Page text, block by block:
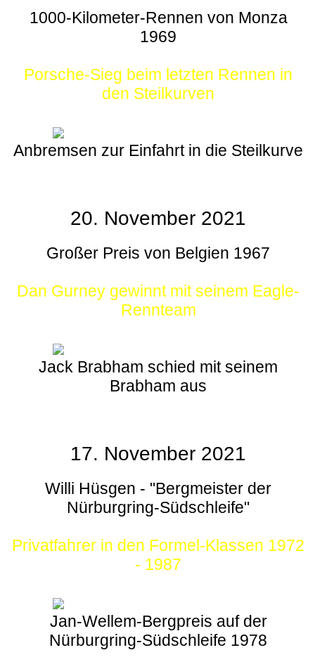
1000-Kilometer-Rennen von Monza
1969
Porsche-Sieg beim letzten Rennen in
den Steilkurven
Anbremsen zur Einfahrt in die Steilkurve
20. November 2021
Großer Preis von Belgien 1967
Dan Gurney gewinnt mit seinem Eagle-
Rennteam
Jack Brabham schied mit seinem
Brabham aus
17. November 2021
Willi Hüsgen - "Bergmeister der
Nürburgring-Südschleife"
Privatfahrer in den Formel-Klassen 1972
- 1987
Jan-Wellem-Bergpreis auf der
Nürburgring-Südschleife 1978